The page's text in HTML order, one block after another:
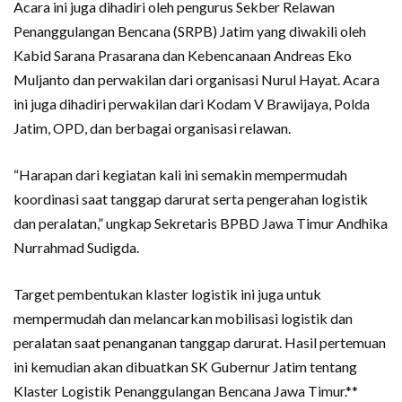
Acara ini juga dihadiri oleh pengurus Sekber Relawan
Penanggulangan Bencana (SRPB) Jatim yang diwakili oleh
Kabid Sarana Prasarana dan Kebencanaan Andreas Eko
Muljanto dan perwakilan dari organisasi Nurul Hayat. Acara
ini juga dihadiri perwakilan dari Kodam V Brawijaya, Polda
Jatim, OPD, dan berbagai organisasi relawan.
“Harapan dari kegiatan kali ini semakin mempermudah
koordinasi saat tanggap darurat serta pengerahan logistik
dan peralatan,” ungkap Sekretaris BPBD Jawa Timur Andhika
Nurrahmad Sudigda.
Target pembentukan klaster logistik ini juga untuk
mempermudah dan melancarkan mobilisasi logistik dan
peralatan saat penanganan tanggap darurat. Hasil pertemuan
ini kemudian akan dibuatkan SK Gubernur Jatim tentang
Klaster Logistik Penanggulangan Bencana Jawa Timur.**